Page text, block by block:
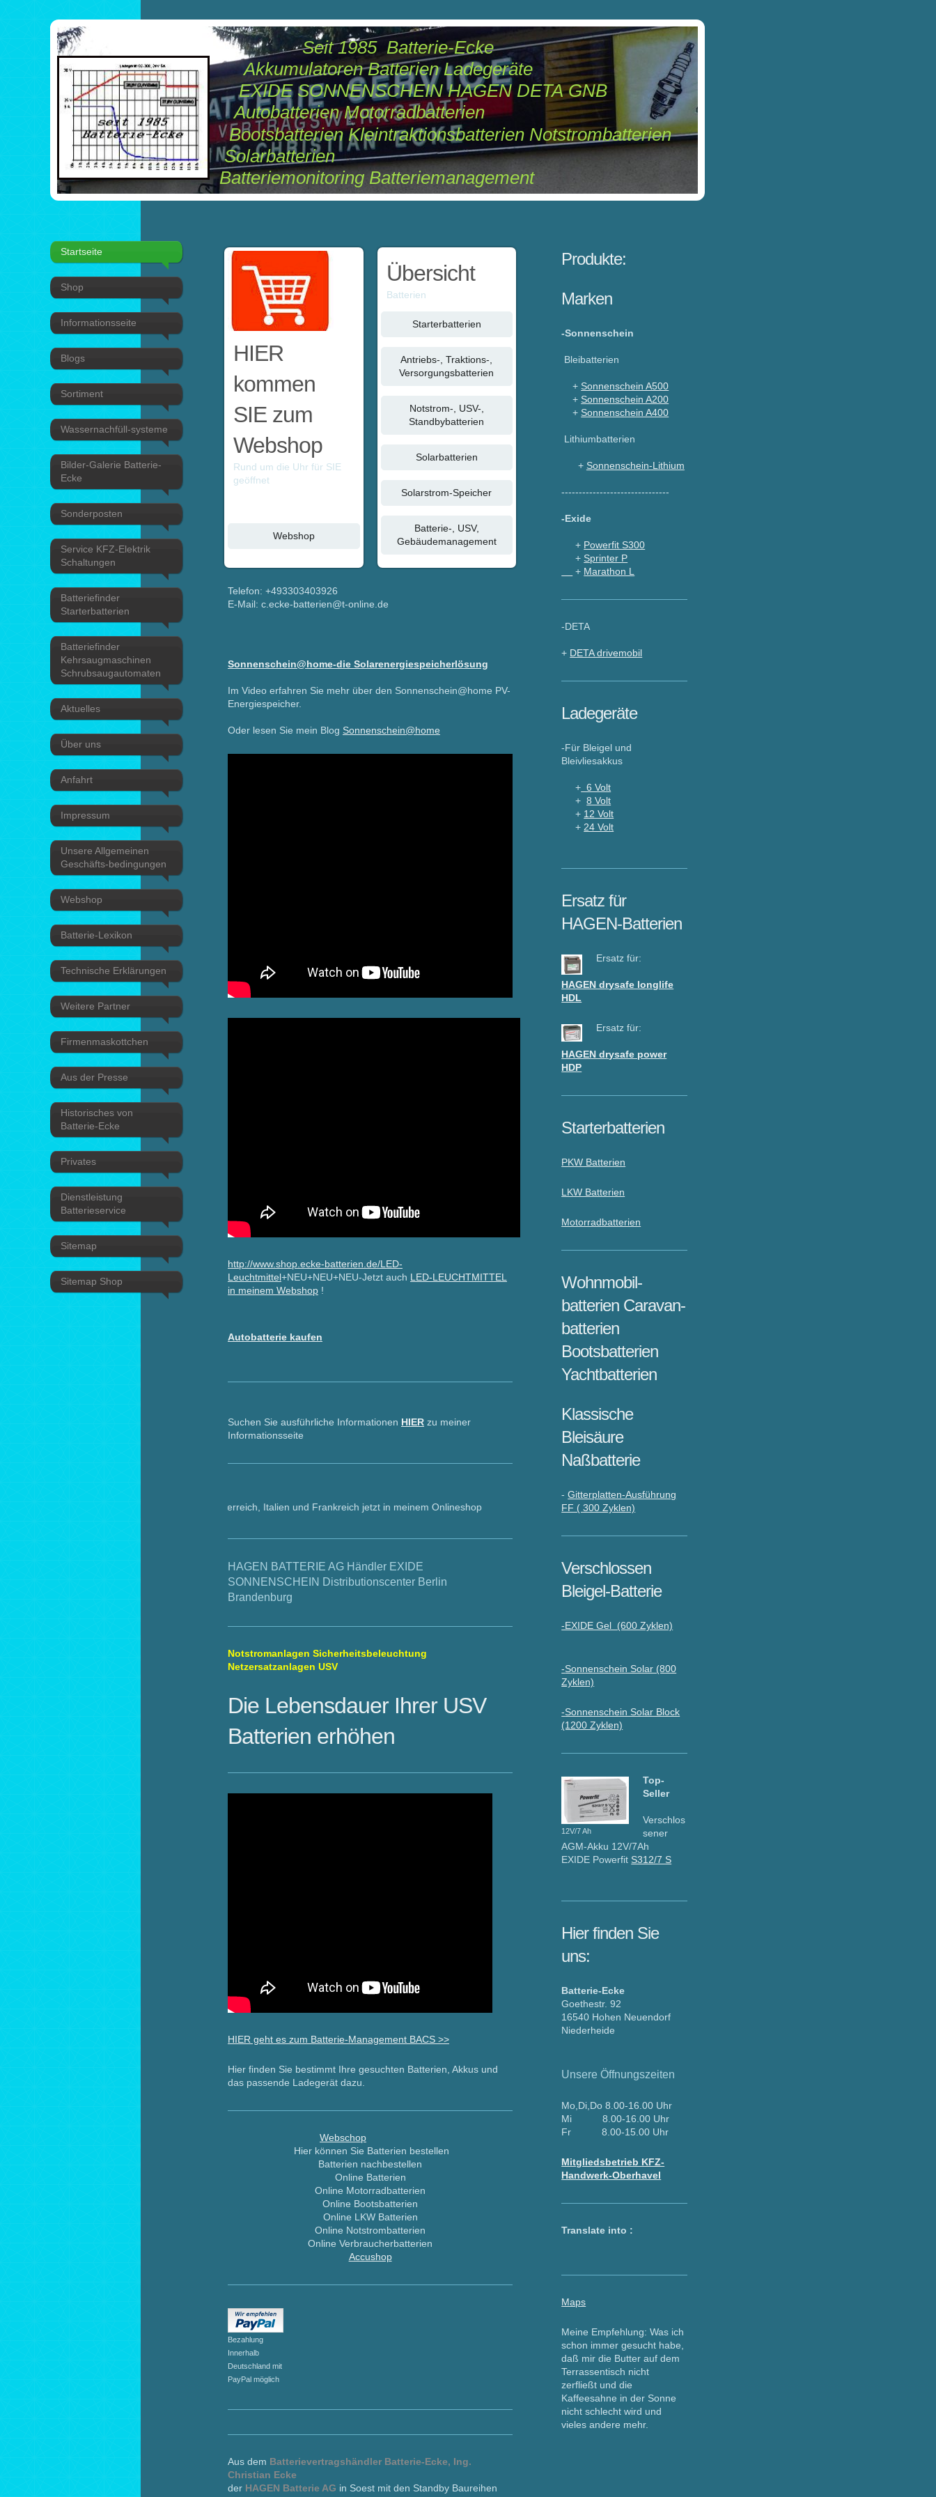
Seit 1985 Batterie-Ecke
Akkumulatoren Batterien Ladegeräte
EXIDE SONNENSCHEIN HAGEN DETA GNB
Autobatterien Motorradbatterien
Bootsbatterien Kleintraktionsbatterien Notstrombatterien
Solarbatterien
Batteriemonitoring Batteriemanagement
Startseite
Shop
Informationsseite
Blogs
Sortiment
Wassernachfüll-systeme
Bilder-Galerie Batterie-
Ecke
Sonderposten
Service KFZ-Elektrik
Schaltungen
Batteriefinder
Starterbatterien
Batteriefinder
Kehrsaugmaschinen
Schrubsaugautomaten
Aktuelles
Über uns
Anfahrt
Impressum
Unsere Allgemeinen
Geschäfts-bedingungen
Webshop
Batterie-Lexikon
Technische Erklärungen
Weitere Partner
Firmenmaskottchen
Aus der Presse
Historisches von
Batterie-Ecke
Privates
Dienstleistung
Batterieservice
Sitemap
Sitemap Shop
HIER
kommen
SIE zum
Webshop
Rund um die Uhr für SIE
geöffnet
Webshop
Übersicht
Batterien
Starterbatterien
Antriebs-, Traktions-,
Versorgungsbatterien
Notstrom-, USV-,
Standbybatterien
Solarbatterien
Solarstrom-Speicher
Batterie-, USV,
Gebäudemanagement
Telefon: +493303403926
E-Mail: c.ecke-batterien@t-online.de
Sonnenschein@home-die Solarenergiespeicherlösung
Im Video erfahren Sie mehr über den Sonnenschein@home PV-
Energiespeicher.
Oder lesen Sie mein Blog Sonnenschein@home
http://www.shop.ecke-batterien.de/LED-
Leuchtmittel+NEU+NEU+NEU-Jetzt auch LED-LEUCHTMITTEL
in meinem Webshop!
Autobatterie kaufen
Suchen Sie ausführliche Informationen HIERzu meiner
Informationsseite
Versandkosten für Benelux Länder, Österreich, Italien und Frankreich jetzt in meinem Onlineshop
HAGEN BATTERIE AG Händler EXIDE
SONNENSCHEIN Distributionscenter Berlin
Brandenburg
Notstromanlagen Sicherheitsbeleuchtung
Netzersatzanlagen USV
Die Lebensdauer Ihrer USV
Batterien erhöhen
HIER geht es zum Batterie-Management BACS >>
Hier finden Sie bestimmt Ihre gesuchten Batterien, Akkus und
das passende Ladegerät dazu.
Webschop
Hier können Sie Batterien bestellen
Batterien nachbestellen
Online Batterien
Online Motorradbatterien
Online Bootsbatterien
Online LKW Batterien
Online Notstrombatterien
Online Verbraucherbatterien
Accushop
Bezahlung
Innerhalb
Deutschland mit
PayPal möglich
Aus dem Batterievertragshändler Batterie-Ecke, Ing.
Christian Ecke
der HAGEN Batterie AG in Soest mit den Standby Baureihen
Produkte:
Marken
-Sonnenschein
Bleibatterien
+ Sonnenschein A500
+ Sonnenschein A200
+ Sonnenschein A400
Lithiumbatterien
+ Sonnenschein-Lithium
-------------------------------
-Exide
+ Powerfit S300
+ Sprinter P
+ Marathon L
-DETA
+ DETA drivemobil
Ladegeräte
-Für Bleigel und
Bleivliesakkus
+ 6 Volt
+8 Volt
+ 12 Volt
+ 24 Volt
Ersatz für
HAGEN-Batterien
Ersatz für:
HAGEN drysafe longlife
HDL
Ersatz für:
HAGEN drysafe power
HDP
Starterbatterien
PKW Batterien
LKW Batterien
Motorradbatterien
Wohnmobil-
batterien Caravan-
batterien
Bootsbatterien
Yachtbatterien
Klassische
Bleisäure
Naßbatterie
-Gitterplatten-Ausführung
FF ( 300 Zyklen)
Verschlossen
Bleigel-Batterie
-EXIDE Gel (600 Zyklen)
-Sonnenschein Solar (800
Zyklen)
-Sonnenschein Solar Block
(1200 Zyklen)
12V/7 Ah
Top-
Seller
Verschlos
sener
AGM-Akku 12V/7Ah
EXIDE Powerfit S312/7 S
Hier finden Sie
uns:
Batterie-Ecke
Goethestr. 92
16540 Hohen Neuendorf
Niederheide
Unsere Öffnungszeiten
Mo,Di,Do 8.00-16.00 Uhr
Mi 8.00-16.00 Uhr
Fr 8.00-15.00 Uhr
Mitgliedsbetrieb KFZ-
Handwerk-Oberhavel
Translate into :
Maps
Meine Empfehlung: Was ich
schon immer gesucht habe,
daß mir die Butter auf dem
Terrassentisch nicht
zerfließt und die
Kaffeesahne in der Sonne
nicht schlecht wird und
vieles andere mehr.